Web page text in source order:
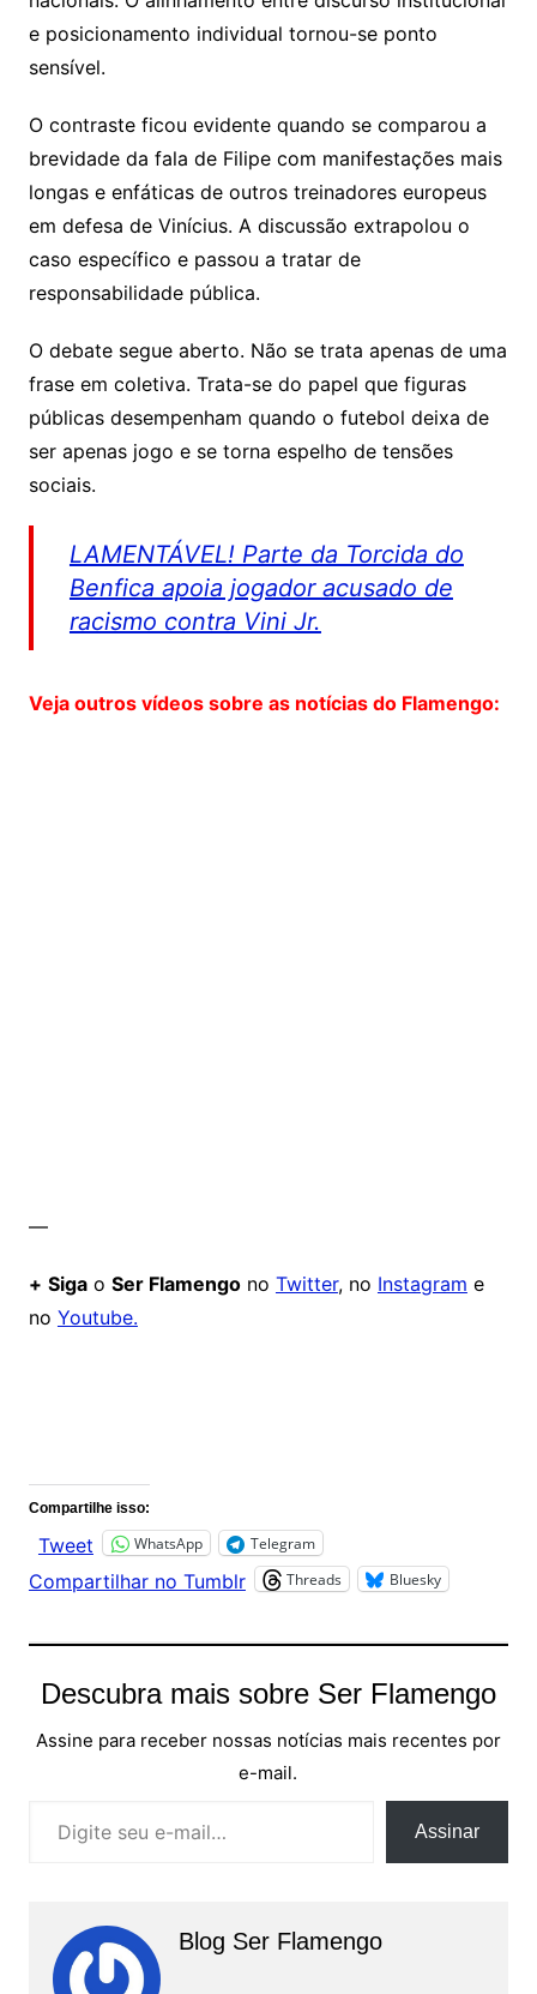
e posicionamento individual tornou-se ponto
sensível.
O contraste ficou evidente quando se comparou a
brevidade da fala de Filipe com manifestações mais
longas e enfáticas de outros treinadores europeus
em defesa de Vinícius. A discussão extrapolou o
caso específico e passou a tratar de
responsabilidade pública.
O debate segue aberto. Não se trata apenas de uma
frase em coletiva. Trata-se do papel que figuras
públicas desempenham quando o futebol deixa de
ser apenas jogo e se torna espelho de tensões
sociais.
LAMENTÁVEL! Parte da Torcida do
Benfica apoia jogador acusado de
racismo contra Vini Jr.
Veja outros vídeos sobre as notícias do Flamengo:
—
+ Sigao Ser Flamengono Twitter, no Instagram e
no Youtube.
Compartilhe isso:
Tweet WhatsApp Telegram
Compartilhar no Tumblr Threads Bluesky
Descubra mais sobre Ser Flamengo
Assine para receber nossas notícias mais recentes por
e-mail.
Assinar
Blog Ser Flamengo